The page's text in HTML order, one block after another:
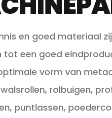
en goed materiaal
tot een goed
vorm van
rolbuigen,
puntlassen,